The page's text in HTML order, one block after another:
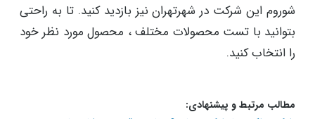
شوروم این شرکت در شهرتهران نیز بازدید کنید. تا به راحتی
بتوانید با تست محصولات مختلف ، محصول مورد نظر خود
را انتخاب کنید.
مطالب مرتبط و پیشنهادی: